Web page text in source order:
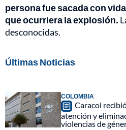
persona fue sacada con
que ocurriera la explosión.
desconocidas.
Últimas Noticias
COLOMBIA
Caracol
atención y
violencias de